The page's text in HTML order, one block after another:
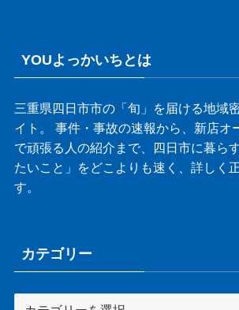
YOUよっかいちとは
三重県四日市市の「旬」を届ける地域
イト。 事件・事故の速報から、新店オ
で頑張る人の紹介まで、四日市に暮ら
たいこと」をどこよりも速く、詳しく
す。
カテゴリー